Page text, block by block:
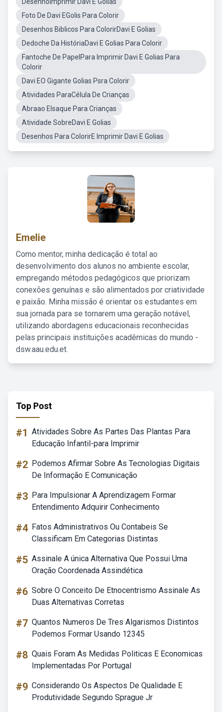
Foto De Davi EGolis Para Colorir
Desenhos Biblicos Para ColorirDavi E Golias
Dedoche Da HistóriaDavi E Golias Para Colorir
Fantoche De PapelPara Imprimir Davi E Golias Para
Colorir
Davi EO Gigante Golias Psra Colorir
Atividades ParaCélula De Crianças
Abraao EIsaque Para Crianças
Atividade SobreDavi E Golias
Desenhos Para ColorirE Imprimir Davi E Golias
Emelie
Como mentor, minha dedicação é total ao
desenvolvimento dos alunos no ambiente escolar,
empregando métodos pedagógicos que priorizam
conexões genuínas e são alimentados por criatividade
e paixão. Minha missão é orientar os estudantes em
sua jornada para se tornarem uma geração notável,
utilizando abordagens educacionais reconhecidas
pelas principais instituições acadêmicas do mundo -
dsw.aau.edu.et.
Top Post
#1 Atividades Sobre As Partes Das Plantas Para
Educação Infantil-para Imprimir
#2 Podemos Afirmar Sobre As Tecnologias Digitais
De Informação E Comunicação
#3 Para Impulsionar A Aprendizagem Formar
Entendimento Adquirir Conhecimento
#4 Fatos Administrativos Ou Contabeis Se
Classificam Em Categorias Distintas
#5 Assinale A única Alternativa Que Possui Uma
Oração Coordenada Assindética
#6 Sobre O Conceito De Etnocentrismo Assinale As
Duas Alternativas Corretas
#7 Quantos Numeros De Tres Algarismos Distintos
Podemos Formar Usando 12345
#8 Quais Foram As Medidas Politicas E Economicas
Implementadas Por Portugal
#9 Considerando Os Aspectos De Qualidade E
Produtividade Segundo Sprague Jr